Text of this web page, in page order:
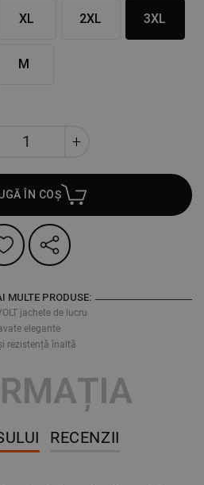
XL 2XL 3XL
M
ÎN COȘ
MULTE PRODUSE:
jachete de lucru
elegante
rezistență înaltă
RECENZII